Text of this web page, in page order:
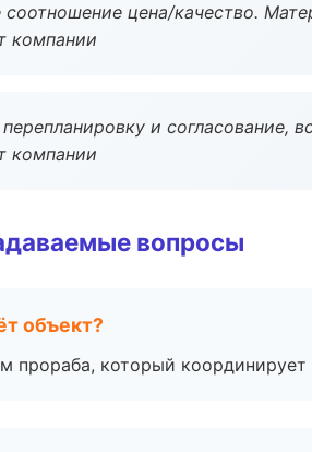
цена/качество.
компании
и согласование,
компании
вопросы
объект?
прораба, который координирует